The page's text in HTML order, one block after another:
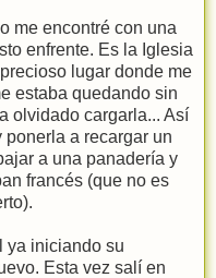
me encontré con una
enfrente. Es la Iglesia
lugar donde me
estaba quedando sin
olvidado cargarla... Así
a recargar un
a una panadería y
francés (que no es
ya iniciando su
Esta vez salí en